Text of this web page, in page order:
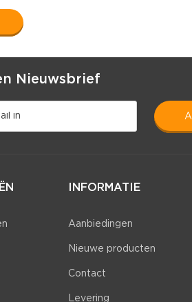
Nieuwsbrief
INFORMATIE
Aanbiedingen
Nieuwe producten
Contact
Levering